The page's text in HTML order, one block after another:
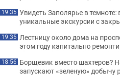
19:35 Увидеть Заполярье в
уникальные экскурсии с
19:35 Лестницу около дома на
этом году капитально
18:56 Борщевик вместо шахтеров?
запускают «зеленую» добычу